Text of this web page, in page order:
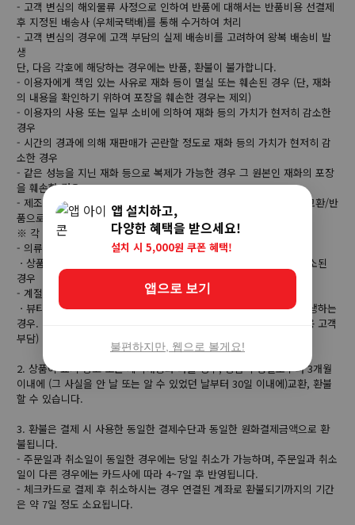
- 고객 변심의 해외물류 사정으로 인하여 반품에 대해서는 반품비용 선결제
후 지정된 배송사 (우체국택배)를 통해 수거하여 처리
- 고객 변심의 경우에 고객 부담의 실제 배송비를 고려하여 왕복 배송비 발
생
단, 다음 각호에 해당하는 경우에는 반품, 환불이 불가합니다.
- 이용자에게 책임 있는 사유로 재화 등이 멸실 또는 훼손된 경우 (단, 재화
의 내용을 확인하기 위하여 포장을 훼손한 경우는 제외)
- 이용자의 사용 또는 일부 소비에 의하여 재화 등의 가치가 현저히 감소한
경우
- 시간의 경과에 의해 재판매가 곤란할 정도로 재화 등의 가치가 현저히 감
소한 경우
- 같은 성능을 지닌 재화 등으로 복제가 가능한 경우 그 원본인 재화의 포장
을 훼손한 경우
- 제조사의 사정 (신모델 출시 등) 및 부품 가격 변동 등에 의해 무료 교환/반
품으로 요청하는 경우
※ 각 상품별로 아래와 같은 사유로 취소/반품이 제한 될 수 있습니다.
- 의류/잡화/수입명품
ㆍ상품 라벨 및 상품 훼손, 구성품 누락으로 상품의 가치가 현저히 감소된
경우
- 계절상품/식품/화장품
ㆍ뷰티 상품 이용 시 트러블(알러지, 붉은 반점, 가려움, 따가움)이 발생하는
경우. 단, 진료 확인서 및 소견서 등을 증빙하면 환불이 가능 (제반비용 고객
부담)
2. 상품이 표시 광고 또는 계약내용과 다를 경우, 상품 수령일로부터 3개월
이내에 (그 사실을 안 날 또는 알 수 있었던 날부터 30일 이내에)교환, 환불
할 수 있습니다.
3. 환불은 결제 시 사용한 동일한 결제수단과 동일한 원화결제금액으로 환
불됩니다.
- 주문일과 취소일이 동일한 경우에는 당일 취소가 가능하며, 주문일과 취소
일이 다른 경우에는 카드사에 따라 4~7일 후 반영됩니다.
- 체크카드로 결제 후 취소하시는 경우 연결된 계좌로 환불되기까지의 기간
은 약 7일 정도 소요됩니다.
앱 설치하고,
다양한 혜택을 받으세요!
설치 시 5,000원 쿠폰 혜택!
앱으로 보기
불편하지만, 웹으로 볼게요!